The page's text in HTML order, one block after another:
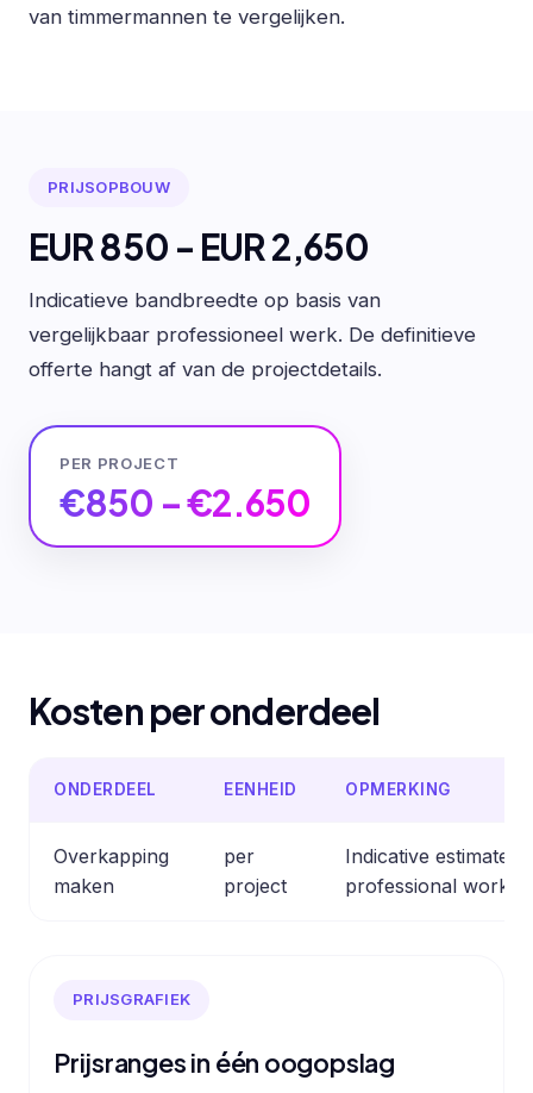
van timmermannen te vergelijken.
PRIJSOPBOUW
EUR 850 - EUR 2,650
Indicatieve bandbreedte op basis van
vergelijkbaar professioneel werk. De definitieve
offerte hangt af van de projectdetails.
PER PROJECT
€850 – €2.650
Kosten per onderdeel
ONDERDEEL EENHEID OPMERKING
Overkapping
maken
per
project
Indicative estimate
professional work.
PRIJSGRAFIEK
Prijsranges in één oogopslag